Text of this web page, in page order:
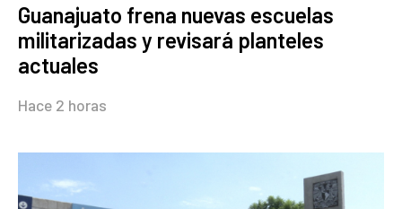
Guanajuato frena nuevas escuelas
militarizadas y revisará planteles
actuales
Hace 2 horas